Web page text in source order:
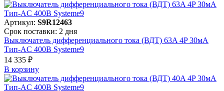
Артикул: S9R12463
Срок поставки: 2 дня
Выключатель дифференциального тока (ВДТ) 63A 4P 30мА
Тип-AC 400В Systeme9
14 335 ₽
В корзинy